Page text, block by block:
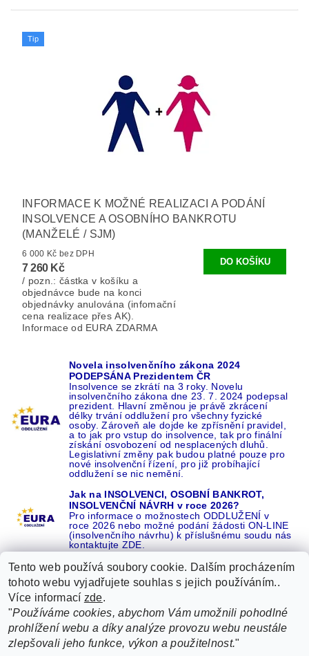
Tip
INFORMACE K MOŽNÉ REALIZACI A PODÁNÍ
INSOLVENCE A OSOBNÍHO BANKROTU
(MANŽELÉ / SJM)
6 000 Kč bez DPH
7 260 Kč
/ pozn.: částka v košíku a
objednávce bude na konci
objednávky anulována (infomační
cena realizace přes AK).
Informace od EURA ZDARMA
Novela insolvenčního zákona 2024
PODEPSÁNA Prezidentem ČR
Insolvence se zkrátí na 3 roky. Novelu
insolvenčního zákona dne 23. 7. 2024 podepsal
prezident. Hlavní změnou je právě zkrácení
délky trvání oddlužení pro všechny fyzické
osoby. Zároveň ale dojde ke zpřísnění pravidel,
a to jak pro vstup do insolvence, tak pro finální
získání osvobození od nesplacených dluhů.
Legislativní změny pak budou platné pouze pro
nové insolvenční řízení, pro již probíhající
oddlužení se nic nemění.
Jak na INSOLVENCI, OSOBNÍ BANKROT,
INSOLVENČNÍ NÁVRH v roce 2026?
Pro informace o možnostech ODDLUŽENÍ v
roce 2026 nebo možné podání žádosti ON-LINE
(insolvenčního návrhu) k příslušnému soudu nás
kontaktujte ZDE.
Recenze o NÁS na GOOGLE 16 let REFERENCÍ v celé ČR |
Recenze o NÁS na SEZNAMU |
ŽÁDEJTE život BEZ DLUHŮ nebo EXEKUCÍ ZDE
Tento web používá soubory cookie. Dalším procházením
tohoto webu vyjadřujete souhlas s jejich používáním..
Více informací zde.
"Používáme cookies, abychom Vám umožnili pohodlné
prohlížení webu a díky analýze provozu webu neustále
zlepšovali jeho funkce, výkon a použitelnost."